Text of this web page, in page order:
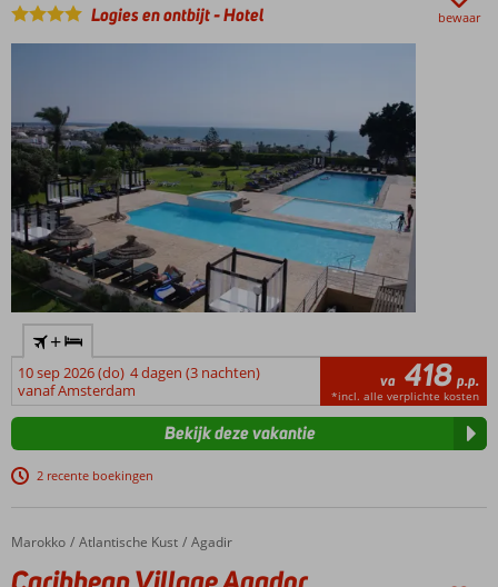
Logies en ontbijt-Hotel bewaar
+
10 sep 2026 (do) 4 dagen (3 nachten)
vanaf Amsterdam
va 418 p.p.
*incl. alle verplichte kosten
2 recente boekingen
Bekijk deze vakantie
Home
Marokko Atlantische Kust Agadir
Caribbean Village Agador